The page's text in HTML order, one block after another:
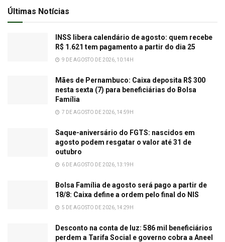
Últimas Notícias
INSS libera calendário de agosto: quem recebe
R$ 1.621 tem pagamento a partir do dia 25
9 DE AGOSTO DE 2026, 10:14H
Mães de Pernambuco: Caixa deposita R$ 300
nesta sexta (7) para beneficiárias do Bolsa
Família
7 DE AGOSTO DE 2026, 14:59H
Saque-aniversário do FGTS: nascidos em
agosto podem resgatar o valor até 31 de
outubro
6 DE AGOSTO DE 2026, 13:19H
Bolsa Família de agosto será pago a partir de
18/8: Caixa define a ordem pelo final do NIS
5 DE AGOSTO DE 2026, 14:29H
Desconto na conta de luz: 586 mil beneficiários
perdem a Tarifa Social e governo cobra a Aneel